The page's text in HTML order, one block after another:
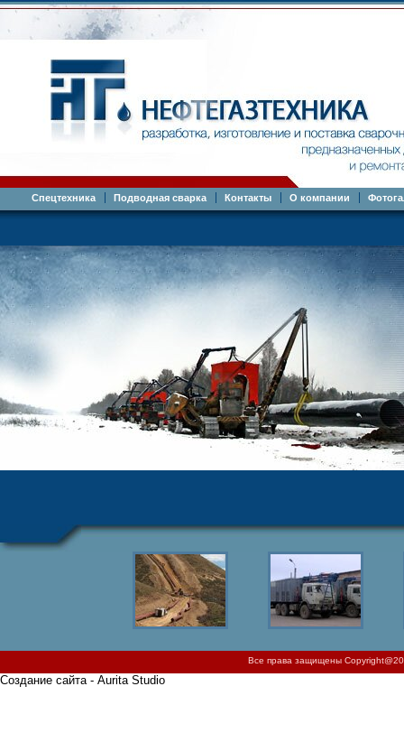
Спецтехника Подводная сварка Контакты О компании
Все права защищены
Создание сайта - Aurita Studio